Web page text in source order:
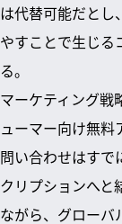
は代替可能だとし
やすことで生じる
る。
マーケティング戦
ューマー向け無
問い合わせはすで
クリプションへと
ながら、グローバ